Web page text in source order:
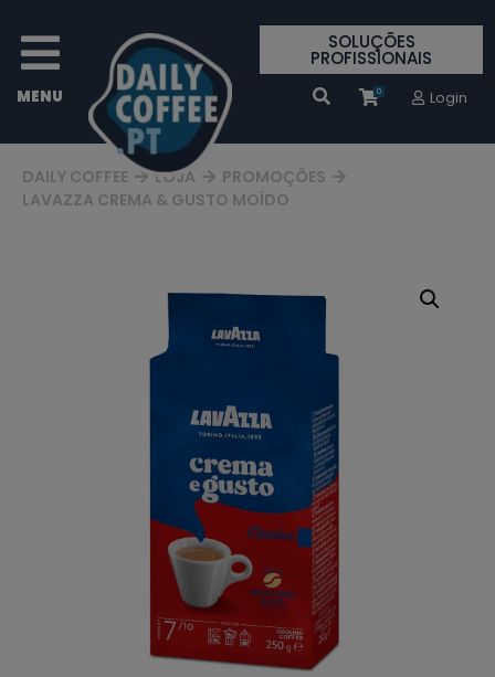
SOLUÇÕES
PROFISSIONAIS
0 Login
DAILY COFFEE LOJA
PROMOÇÕES
LAVAZZA CREMA & GUSTO MOÍDO